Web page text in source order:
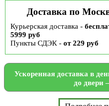
Доставка по
Курьерская доставка -
5999 руб
Пункты СДЭК - от 229 руб
Ускоренная доставка в
до двери